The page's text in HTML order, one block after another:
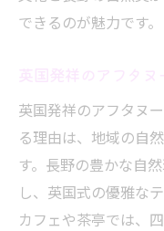
できるのが魅力です。
英国発祥のアフタヌ
る理由は、地域の自
す。長野の豊かな自
し、英国式の優雅な
カフェや茶亭では、